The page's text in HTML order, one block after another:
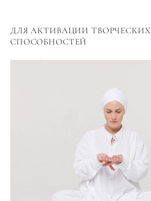
ДЛЯ АКТИВАЦИИ ТВОРЧЕСКИХ
СПОСОБНОСТЕЙ